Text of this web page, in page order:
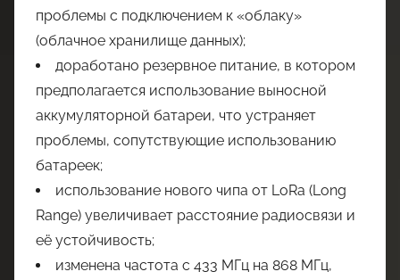
проблемы с подключением к «облаку»
(облачное хранилище данных);
доработано резервное питание, в котором
предполагается использование выносной
аккумуляторной батареи, что устраняет
проблемы, сопутствующие использованию
батареек;
использование нового чипа от LoRa (Long
Range) увеличивает расстояние радиосвязи и
её устойчивость;
изменена частота с 433 МГц на 868 МГц,